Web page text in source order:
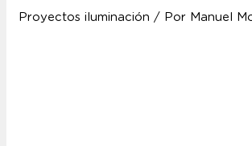
Proyectos iluminación / Por Manuel